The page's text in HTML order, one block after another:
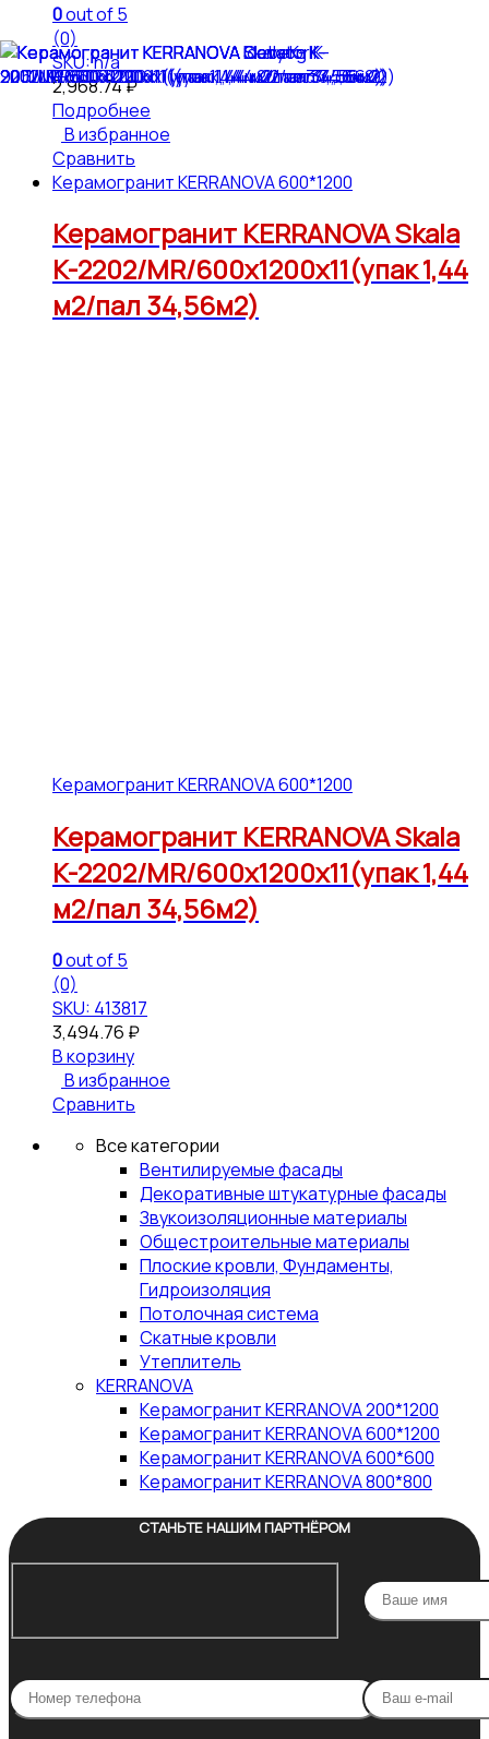
0out of 5
(0)
SKU: n/a
2,968.74₽
Подробнее
В избранное
Сравнить
Керамогранит KERRANOVA 600*1200
Керамогранит KERRANOVA Skala
K-2202/MR/600x1200x11(упак 1,44
м2/пал 34,56м2)
Керамогранит KERRANOVA 600*1200
Керамогранит KERRANOVA Skala
K-2202/MR/600x1200x11(упак 1,44
м2/пал 34,56м2)
0out of 5
(0)
SKU: 413817
3,494.76 ₽
В корзину
В избранное
Сравнить
Все категории
Вентилируемые фасады
Декоративные штукатурные фасады
Звукоизоляционные материалы
Общестроительные материалы
Плоские кровли, Фундаменты,
Гидроизоляция
Потолочная система
Скатные кровли
Утеплитель
KERRANOVA
Керамогранит KERRANOVA 200*1200
Керамогранит KERRANOVA 600*1200
Керамогранит KERRANOVA 600*600
Керамогранит KERRANOVA 800*800
СТАНЬТЕ НАШИМ ПАРТНЁРОМ